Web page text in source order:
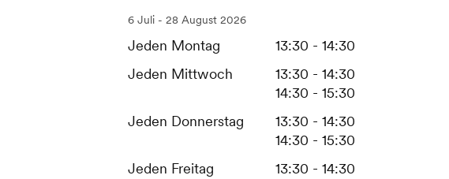
6 Juli - 28 August 2026
Jeden Montag
13:30 - 14:30
Jeden Mittwoch
13:30 - 14:30
14:30 - 15:30
Jeden Donnerstag
13:30 - 14:30
14:30 - 15:30
Jeden Freitag
13:30 - 14:30